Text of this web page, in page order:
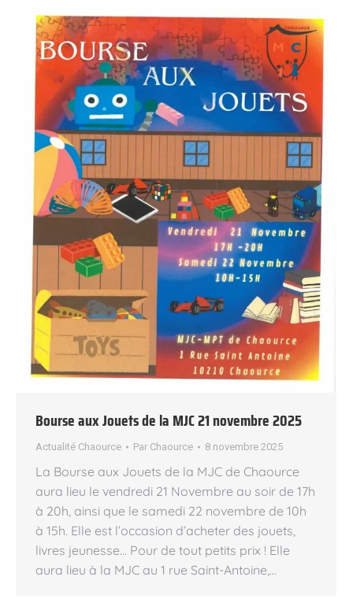
Bourse aux Jouets de la MJC 21 novembre 2025
Actualité Chaource Par Chaource 8 novembre 2025
La Bourse aux Jouets de la MJC de Chaource
aura lieu le vendredi 21 Novembre au soir de 17h
à 20h, ainsi que le samedi 22 novembre de 10h
à 15h. Elle est l’occasion d’acheter des jouets,
livres jeunesse… Pour de tout petits prix ! Elle
aura lieu à la MJC au 1 rue Saint-Antoine,…